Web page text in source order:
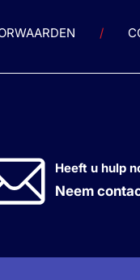
Heeft u hulp
Neem